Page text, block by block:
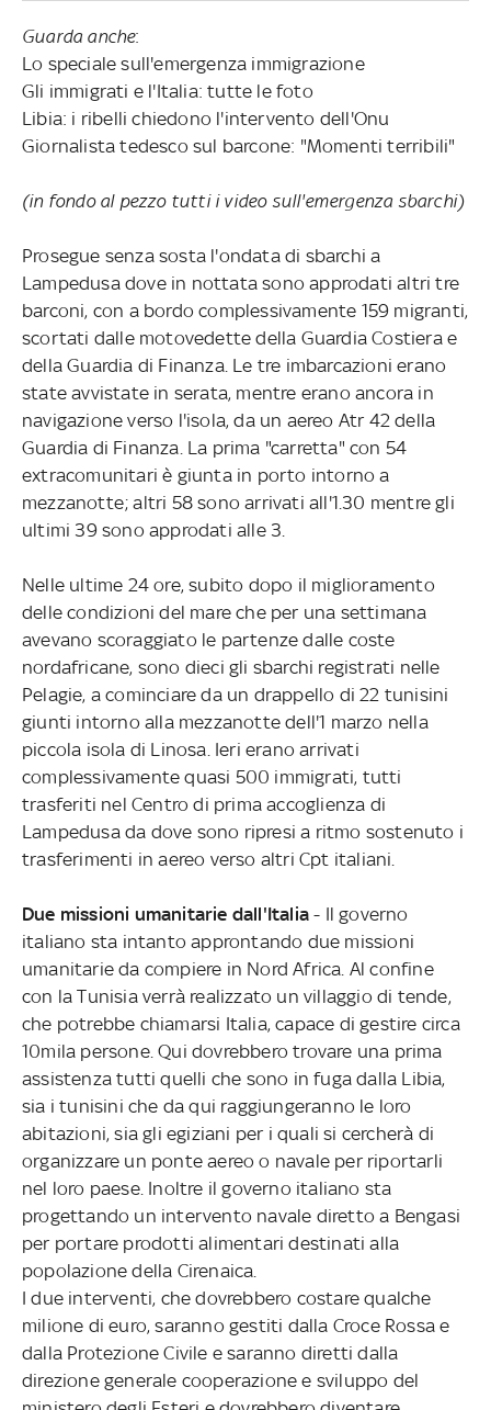
Guarda anche:
Lo speciale sull'emergenza immigrazione
Gli immigrati e l'Italia: tutte le foto
Libia: i ribelli chiedono l'intervento dell'Onu
Giornalista tedesco sul barcone: "Momenti terribili"
(in fondo al pezzo tutti i video sull'emergenza sbarchi)
Prosegue senza sosta l'ondata di sbarchi a
Lampedusa dove in nottata sono approdati altri tre
barconi, con a bordo complessivamente 159 migranti,
scortati dalle motovedette della Guardia Costiera e
della Guardia di Finanza. Le tre imbarcazioni erano
state avvistate in serata, mentre erano ancora in
navigazione verso l'isola, da un aereo Atr 42 della
Guardia di Finanza. La prima "carretta" con 54
extracomunitari è giunta in porto intorno a
mezzanotte; altri 58 sono arrivati all'1.30 mentre gli
ultimi 39 sono approdati alle 3.
Nelle ultime 24 ore, subito dopo il miglioramento
delle condizioni del mare che per una settimana
avevano scoraggiato le partenze dalle coste
nordafricane, sono dieci gli sbarchi registrati nelle
Pelagie, a cominciare da un drappello di 22 tunisini
giunti intorno alla mezzanotte dell'1 marzo nella
piccola isola di Linosa. Ieri erano arrivati
complessivamente quasi 500 immigrati, tutti
trasferiti nel Centro di prima accoglienza di
Lampedusa da dove sono ripresi a ritmo sostenuto i
trasferimenti in aereo verso altri Cpt italiani.
Due missioni umanitarie dall'Italia- Il governo
italiano sta intanto approntando due missioni
umanitarie da compiere in Nord Africa. Al confine
con la Tunisia verrà realizzato un villaggio di tende,
che potrebbe chiamarsi Italia, capace di gestire circa
10mila persone. Qui dovrebbero trovare una prima
assistenza tutti quelli che sono in fuga dalla Libia,
sia i tunisini che da qui raggiungeranno le loro
abitazioni, sia gli egiziani per i quali si cercherà di
organizzare un ponte aereo o navale per riportarli
nel loro paese. Inoltre il governo italiano sta
progettando un intervento navale diretto a Bengasi
per portare prodotti alimentari destinati alla
popolazione della Cirenaica.
I due interventi, che dovrebbero costare qualche
milione di euro, saranno gestiti dalla Croce Rossa e
dalla Protezione Civile e saranno diretti dalla
direzione generale cooperazione e sviluppo del